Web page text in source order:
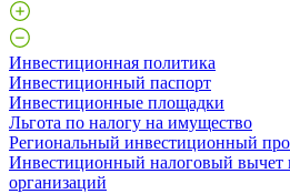
Инвестиционная политика
Инвестиционный паспорт
Инвестиционные площадки
Льгота по налогу на имущество
Региональный инвестиционный
Инвестиционный налоговый вычет
организаций